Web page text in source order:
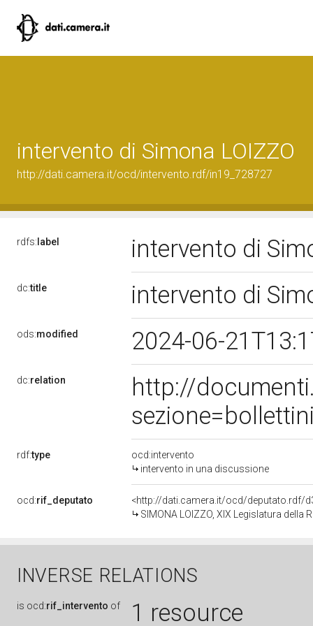
intervento di Simona LOIZZO
http://dati.camera.it/ocd/intervento.rdf/in19_728727
rdfs: label intervento di
dc:title intervento di
ods:modified 2024-06-
dc:relation
http://
rdf:type
ocd:intervento
intervento in una discussione
ocd:rif_deputato
<http://dati.camera.it/ocd/deputato.rdf/
SIMONA LOIZZO, XIX Legislatura della
INVERSE RELATIONS
is ocd:rif_intervento of 1 resource